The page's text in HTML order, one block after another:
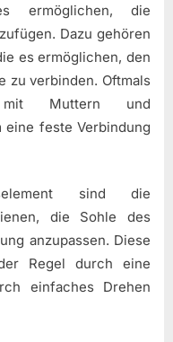
ermöglichen, die
Dazu gehören
es ermöglichen, den
zu verbinden. Oftmals
Muttern und
eine feste Verbindung
sind die
die Sohle des
anzupassen. Diese
Regel durch eine
einfaches Drehen